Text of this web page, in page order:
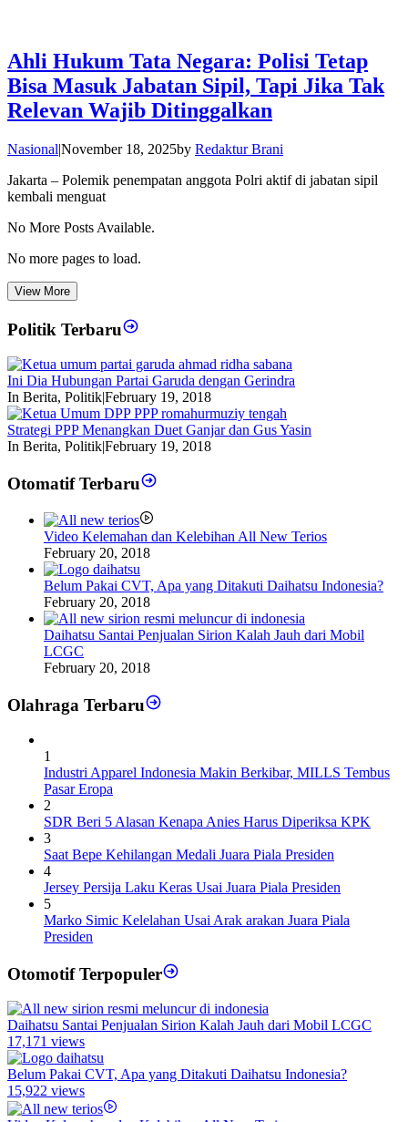
Ahli Hukum Tata Negara: Polisi Tetap
Bisa Masuk Jabatan Sipil, Tapi Jika Tak
Relevan Wajib Ditinggalkan
Nasional|November 18, 2025by Redaktur Brani
Jakarta – Polemik penempatan anggota Polri aktif di jabatan sipil
kembali menguat
No More Posts Available.
No more pages to load.
View More
Politik Terbaru
Ini Dia Hubungan Partai Garuda dengan Gerindra
In Berita, Politik|February 19, 2018
Strategi PPP Menangkan Duet Ganjar dan Gus Yasin
In Berita, Politik|February 19, 2018
Otomatif Terbaru
Video Kelemahan dan Kelebihan All New Terios
February 20, 2018
Belum Pakai CVT, Apa yang Ditakuti Daihatsu Indonesia?
February 20, 2018
Daihatsu Santai Penjualan Sirion Kalah Jauh dari Mobil
LCGC
February 20, 2018
Olahraga Terbaru
1
Industri Apparel Indonesia Makin Berkibar, MILLS Tembus
Pasar Eropa
2
SDR Beri 5 Alasan Kenapa Anies Harus Diperiksa KPK
3
Saat Bepe Kehilangan Medali Juara Piala Presiden
4
Jersey Persija Laku Keras Usai Juara Piala Presiden
5
Marko Simic Kelelahan Usai Arak arakan Juara Piala
Presiden
Otomotif Terpopuler
Daihatsu Santai Penjualan Sirion Kalah Jauh dari Mobil LCGC
17,171 views
Belum Pakai CVT, Apa yang Ditakuti Daihatsu Indonesia?
15,922 views